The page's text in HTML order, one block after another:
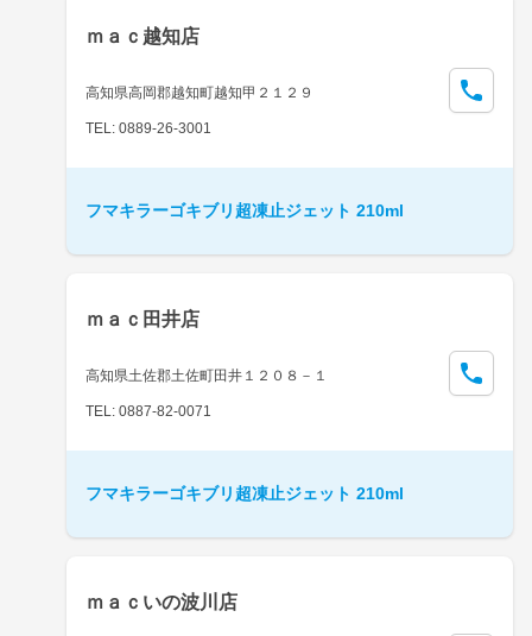
ｍａｃ越知店
高知県高岡郡越知町越知甲２１２９
TEL: 0889-26-3001
フマキラーゴキブリ超凍止ジェット 210ml
ｍａｃ田井店
高知県土佐郡土佐町田井１２０８－１
TEL: 0887-82-0071
フマキラーゴキブリ超凍止ジェット 210ml
ｍａｃいの波川店